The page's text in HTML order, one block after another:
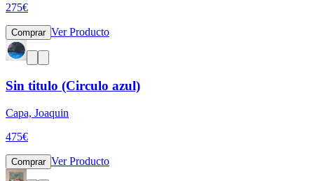
275€
Comprar Ver Producto
Sin titulo (Circulo azul)
Capa, Joaquin
475€
Comprar Ver Producto